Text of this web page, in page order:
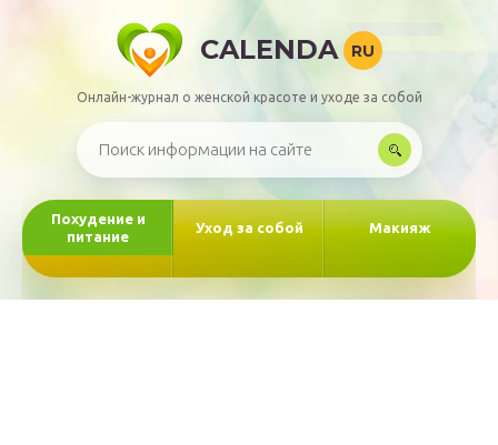
CALENDA RU
Онлайн-журнал о женской красоте и уходе за собой
Похудение и
питание
Уход за собой Макияж